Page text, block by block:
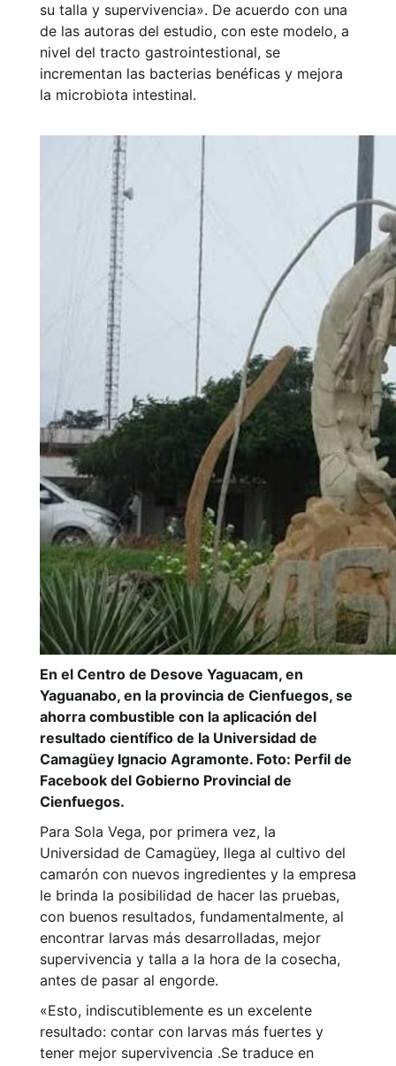
su talla y supervivencia». De acuerdo con una
de las autoras del estudio, con este modelo, a
nivel del tracto gastrointestional, se
incrementan las bacterias benéficas y mejora
la microbiota intestinal.
En el Centro de Desove Yaguacam, en
Yaguanabo, en la provincia de Cienfuegos, se
ahorra combustible con la aplicación del
resultado científico de la Universidad de
Camagüey Ignacio Agramonte. Foto: Perfil de
Facebook del Gobierno Provincial de
Cienfuegos.
Para Sola Vega, por primera vez, la
Universidad de Camagüey, llega al cultivo del
camarón con nuevos ingredientes y la empresa
le brinda la posibilidad de hacer las pruebas,
con buenos resultados, fundamentalmente, al
encontrar larvas más desarrolladas, mejor
supervivencia y talla a la hora de la cosecha,
antes de pasar al engorde.
«Esto, indiscutiblemente es un excelente
resultado: contar con larvas más fuertes y
tener mejor supervivencia .Se traduce en